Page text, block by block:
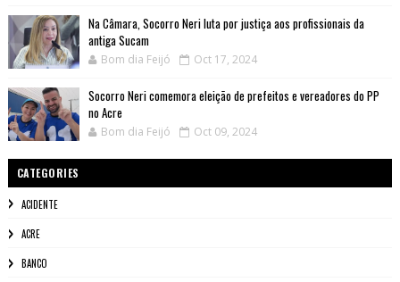
Na Câmara, Socorro Neri luta por justiça aos profissionais da
antiga Sucam
Bom dia Feijó Oct 17, 2024
Socorro Neri comemora eleição de prefeitos e vereadores do PP
no Acre
Bom dia Feijó Oct 09, 2024
CATEGORIES
ACIDENTE
ACRE
BANCO